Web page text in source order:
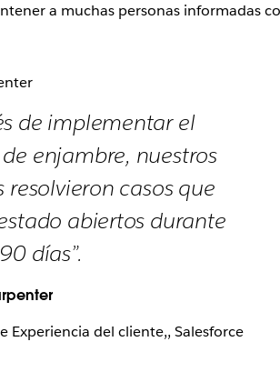
a muchas personas informadas
de implementar el
enjambre, nuestros
resolvieron casos que
abiertos durante
días”.
Experiencia del cliente,, Salesforce